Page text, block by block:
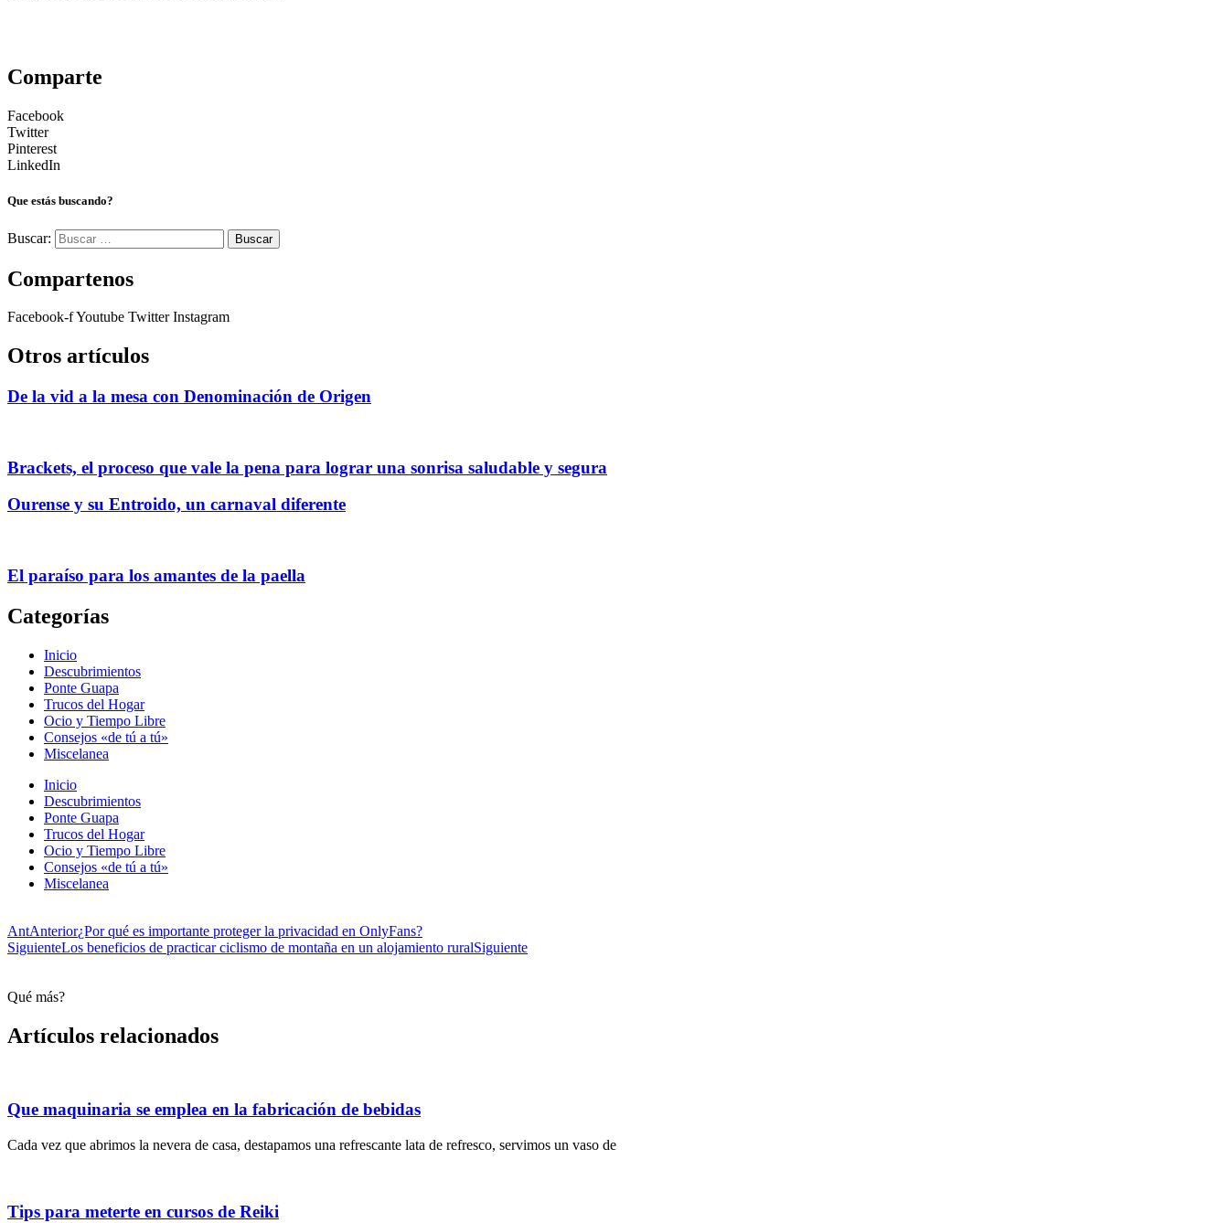
Comparte
Facebook
Twitter
Pinterest
LinkedIn
Que estás buscando?
Buscar:
Compartenos
Facebook-fYoutube Twitter Instagram
Otros artículos
De la vid a la mesa con Denominación de Origen
Brackets, el proceso que vale la pena para lograr una sonrisa saludable y segura
Ourense y su Entroido, un carnaval diferente
El paraíso para los amantes de la paella
Categorías
Inicio
Descubrimientos
Ponte Guapa
Trucos del Hogar
Ocio y Tiempo Libre
Consejos «de tú a tú»
Miscelanea
Inicio
Descubrimientos
Ponte Guapa
Trucos del Hogar
Ocio y Tiempo Libre
Consejos «de tú a tú»
Miscelanea
AntAnterior¿Por qué es importante proteger la privacidad en OnlyFans?
SiguienteLos beneficios de practicar ciclismo de montaña en un alojamiento ruralSiguiente
Qué más?
Artículos relacionados
Que maquinaria se emplea en la fabricación de bebidas
Cada vez que abrimos la nevera de casa, destapamos una refrescante lata de refresco, servimos un vaso de
Tips para meterte en cursos de Reiki